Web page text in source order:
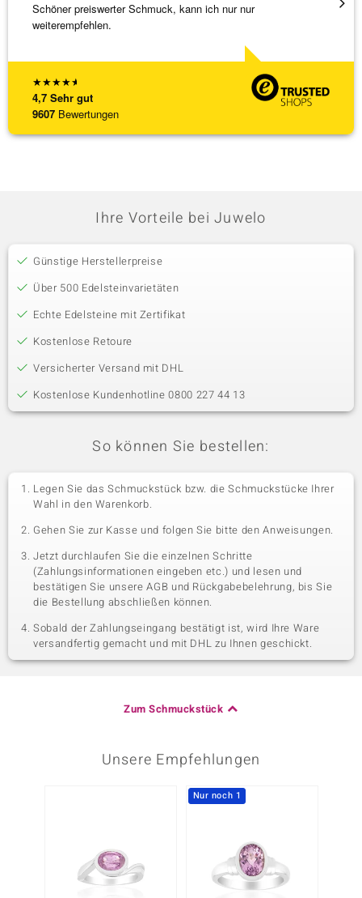
★★★★★
4,7 Sehr gut
9607 Bewertungen
Schöner preiswerter Schmuck, kann ich nur nur
weiterempfehlen.
Ihre Vorteile bei Juwelo
Günstige Herstellerpreise
Über 500 Edelsteinvarietäten
Echte Edelsteine mit Zertifikat
Kostenlose Retoure
Versicherter Versand mit DHL
Kostenlose Kundenhotline 0800 227 44 13
So können Sie bestellen:
Legen Sie das Schmuckstück bzw. die Schmuckstücke Ihrer
Wahl in den Warenkorb.
Gehen Sie zur Kasse und folgen Sie bitte den Anweisungen.
Jetzt durchlaufen Sie die einzelnen Schritte
(Zahlungsinformationen eingeben etc.) und lesen und
bestätigen Sie unsere AGB und Rückgabebelehrung, bis Sie
die Bestellung abschließen können.
Sobald der Zahlungseingang bestätigt ist, wird Ihre Ware
versandfertig gemacht und mit DHL zu Ihnen geschickt.
Zum Schmuckstück
Unsere Empfehlungen
Nur noch 1